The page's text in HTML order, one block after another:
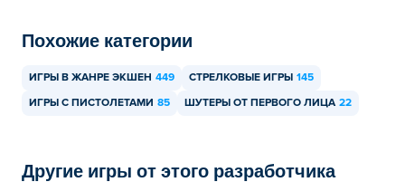
Похожие категории
ИГРЫ В ЖАНРЕ ЭКШЕН 449 СТРЕЛКОВЫЕ ИГРЫ 145
ИГРЫ С ПИСТОЛЕТАМИ 85 ШУТЕРЫ ОТ ПЕРВОГО ЛИЦА 22
Другие игры от этого разработчика